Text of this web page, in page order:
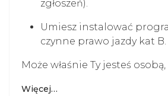
zgłoszeń).
Umiesz instalować
czynne prawo jazdy kat B.
Może właśnie Ty jesteś
Więcej…